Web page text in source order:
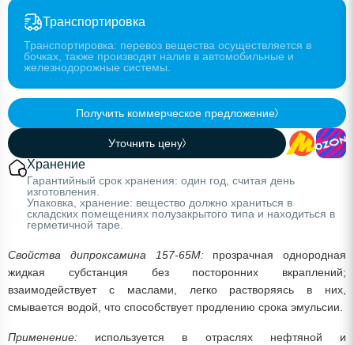
Транспортировка
Транспортировка: перевоз вещества осуществляется в
бочках, также производят налив в автомобильные и
железнодорожные системы.
Получить коммерческое предложение
Уточнить цену
Хранение
Гарантийный срок хранения: один год, считая день
изготовления.
Упаковка, хранение: вещество должно храниться в
складских помещениях полузакрытого типа и находиться в
герметичной таре.
Свойства дипроксамина 157-65М: прозрачная однородная
жидкая субстанция без посторонних вкраплений;
взаимодействует с маслами, легко растворяясь в них,
смывается водой, что способствует продлению срока эмульсии.
Применение: используется в отраслях нефтяной и